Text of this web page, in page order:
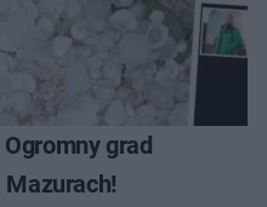
grad
Mazurach!